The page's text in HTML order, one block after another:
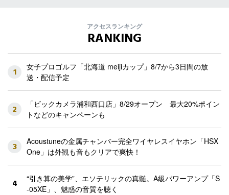
アクセスランキング
RANKING
1
女子プロゴルフ「北海道 meijiカップ」8/7から3日間の放
送・配信予定
2
「ビックカメラ浦和西口店」8/29オープン 最大20%ポイン
トなどのキャンペーンも
3
Acoustuneの金属チャンバー完全ワイヤレスイヤホン「HSX
One」は外観も音もクリアで爽快！
4
“引き算の美学”、エソテリックの真髄。A級パワーアンプ「S
-05XE」、魅惑の音質を聴く